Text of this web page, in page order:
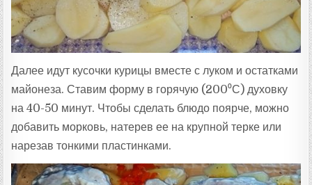
Далее идут кусочки курицы вместе с луком и остатками
майонеза. Ставим форму в горячую (200⁰С) духовку
на 40-50 минут. Чтобы сделать блюдо поярче, можно
добавить морковь, натерев ее на крупной терке или
нарезав тонкими пластинками.